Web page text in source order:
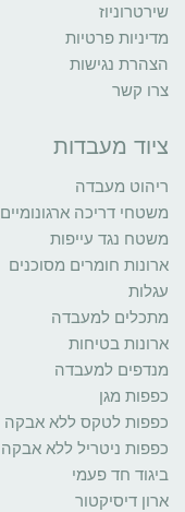
שירטרוניוז
מדיניות פרטיות
הצהרת נגישות
צרו קשר
ציוד מעבדות
ריהוט מעבדה
משטחי דריכה ארגונומיים
משטח נגד עייפות
ארונות חומרים מסוכנים
עגלות
מתכלים למעבדה
ארונות בטיחות
מנדפים למעבדה
כפפות מגן
כפפות לטקס ללא אבקה
כפפות ניטריל ללא אבקה
ביגוד חד פעמי
ארון דיסיקטור